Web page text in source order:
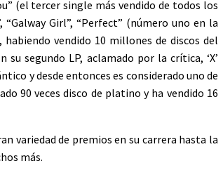
(el tercer single más vendido de todos los
Girl”, “Perfect” (número uno en la
habiendo vendido 10 millones de discos del
segundo LP, aclamado por la crítica, ‘X’
y desde entonces es considerado uno de
90 veces disco de platino y ha vendido 16
variedad de premios en su carrera hasta la
más.